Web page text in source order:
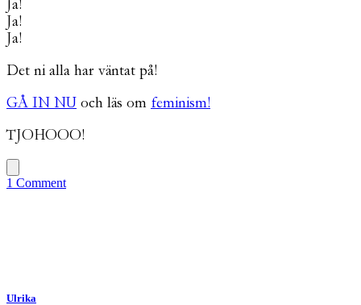
Ja!
Ja!
Ja!
Det ni alla har väntat på!
GÅ IN NU och läs om feminism!
TJOHOOO!
1 Comment
Ulrika